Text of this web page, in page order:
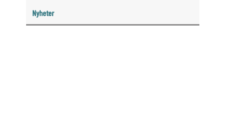
Nyheter